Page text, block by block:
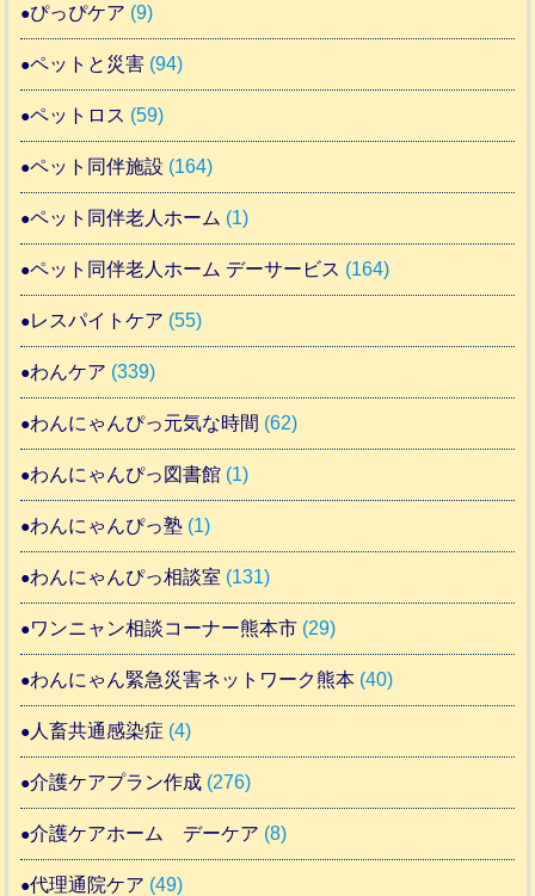
ぴっぴケア (9)
ペットと災害 (94)
ペットロス (59)
ペット同伴施設 (164)
ペット同伴老人ホーム (1)
ペット同伴老人ホーム デーサービス (164)
レスパイトケア (55)
わんケア (339)
わんにゃんぴっ元気な時間 (62)
わんにゃんぴっ図書館 (1)
わんにゃんぴっ塾 (1)
わんにゃんぴっ相談室 (131)
ワンニャン相談コーナー熊本市 (29)
わんにゃん緊急災害ネットワーク熊本 (40)
人畜共通感染症 (4)
介護ケアプラン作成 (276)
介護ケアホーム デーケア (8)
代理通院ケア (49)